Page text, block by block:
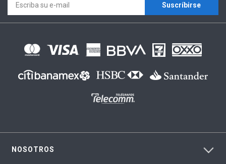
Suscríbirse
NOSOTROS